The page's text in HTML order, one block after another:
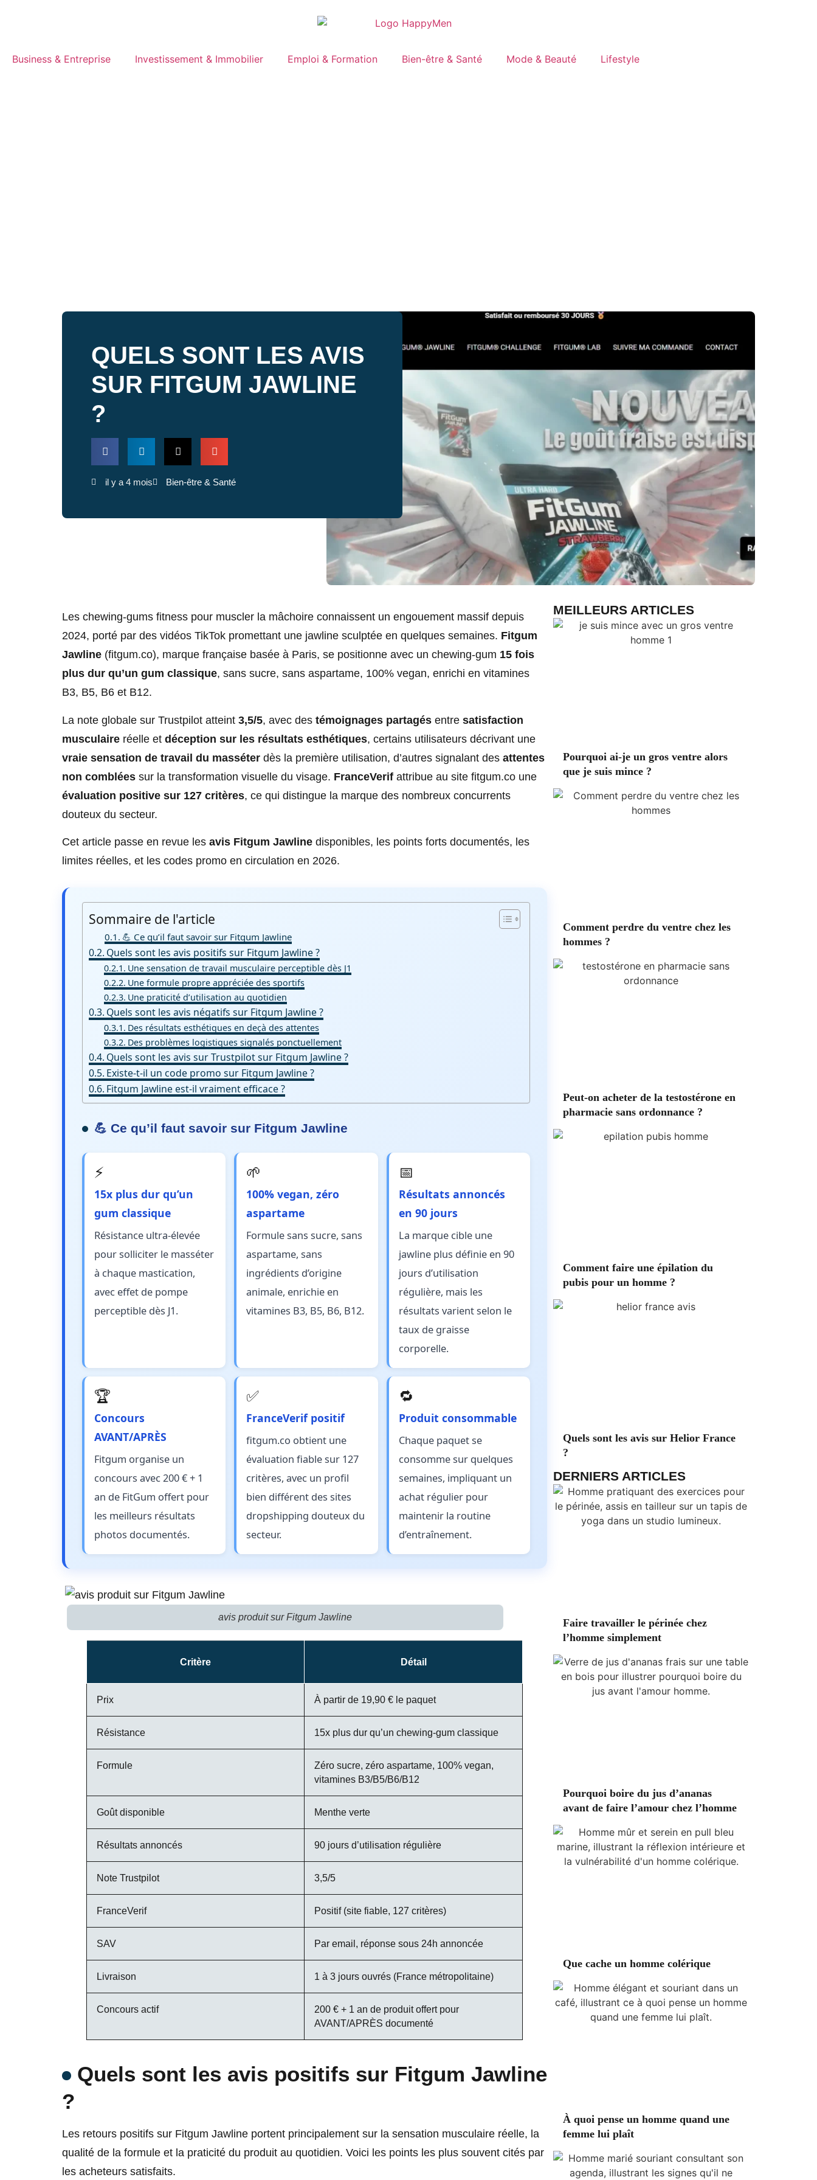
Business & Entreprise Investissement & Immobilier Emploi & Formation Bien-être & Santé Mode & Beauté Lifestyle
QUELS SONT LES AVIS
SUR FITGUM JAWLINE
?
il y a 4 mois Bien-être & Santé
Les chewing-gums fitness pour muscler la mâchoire connaissent un engouement massif depuis
2024, porté par des vidéos TikTok promettant une jawline sculptée en quelques semaines. Fitgum
Jawline (fitgum.co), marque française basée à Paris, se positionne avec un chewing-gum 15 fois
plus dur qu’un gum classique, sans sucre, sans aspartame, 100% vegan, enrichi en vitamines
B3, B5, B6 et B12.
La note globale sur Trustpilot atteint 3,5/5, avec des témoignages partagés entre satisfaction
musculaire réelle et déception sur les résultats esthétiques, certains utilisateurs décrivant une
vraie sensation de travail du masséter dès la première utilisation, d’autres signalant des attentes
non comblées sur la transformation visuelle du visage. FranceVerif attribue au site fitgum.co une
évaluation positive sur 127 critères, ce qui distingue la marque des nombreux concurrents
douteux du secteur.
Cet article passe en revue les avis Fitgum Jawline disponibles, les points forts documentés, les
limites réelles, et les codes promo en circulation en 2026.
Sommaire de l'article
💪 Ce qu’il faut savoir sur Fitgum Jawline
Quels sont les avis positifs sur Fitgum Jawline ?
Une sensation de travail musculaire perceptible dès J1
Une formule propre appréciée des sportifs
Une praticité d’utilisation au quotidien
Quels sont les avis négatifs sur Fitgum Jawline ?
Des résultats esthétiques en deçà des attentes
Des problèmes logistiques signalés ponctuellement
Quels sont les avis sur Trustpilot sur Fitgum Jawline ?
Existe-t-il un code promo sur Fitgum Jawline ?
Fitgum Jawline est-il vraiment efficace ?
💪 Ce qu’il faut savoir sur Fitgum Jawline
⚡
15x plus dur qu’un
gum classique
Résistance ultra-élevée
pour solliciter le masséter
à chaque mastication,
avec effet de pompe
perceptible dès J1.
🌱
100% vegan, zéro
aspartame
Formule sans sucre, sans
aspartame, sans
ingrédients d’origine
animale, enrichie en
vitamines B3, B5, B6, B12.
📅
Résultats annoncés
en 90 jours
La marque cible une
jawline plus définie en 90
jours d’utilisation
régulière, mais les
résultats varient selon le
taux de graisse
corporelle.
🏆
Concours
AVANT/APRÈS
Fitgum organise un
concours avec 200 € + 1
an de FitGum offert pour
les meilleurs résultats
photos documentés.
✅
FranceVerif positif
fitgum.co obtient une
évaluation fiable sur 127
critères, avec un profil
bien différent des sites
dropshipping douteux du
secteur.
🔁
Produit consommable
Chaque paquet se
consomme sur quelques
semaines, impliquant un
achat régulier pour
maintenir la routine
d’entraînement.
avis produit sur Fitgum Jawline
Critère Détail
Prix À partir de 19,90 € le paquet
Résistance 15x plus dur qu’un chewing-gum classique
Formule
Zéro sucre, zéro aspartame, 100% vegan,
vitamines B3/B5/B6/B12
Goût disponible Menthe verte
Résultats annoncés 90 jours d’utilisation régulière
Note Trustpilot 3,5/5
FranceVerif Positif (site fiable, 127 critères)
SAV Par email, réponse sous 24h annoncée
Livraison 1 à 3 jours ouvrés (France métropolitaine)
Concours actif
200 € + 1 an de produit offert pour
AVANT/APRÈS documenté
Quels sont les avis positifs sur Fitgum Jawline
?
Les retours positifs sur Fitgum Jawline portent principalement sur la sensation musculaire réelle, la
qualité de la formule et la praticité du produit au quotidien. Voici les points les plus souvent cités par
les acheteurs satisfaits.
MEILLEURS ARTICLES
Pourquoi ai-je un gros ventre alors
que je suis mince ?
Comment perdre du ventre chez les
hommes ?
Peut-on acheter de la testostérone en
pharmacie sans ordonnance ?
Comment faire une épilation du
pubis pour un homme ?
Quels sont les avis sur Helior France
?
DERNIERS ARTICLES
Faire travailler le périnée chez
l’homme simplement
Pourquoi boire du jus d’ananas
avant de faire l’amour chez l’homme
Que cache un homme colérique
À quoi pense un homme quand une
femme lui plaît